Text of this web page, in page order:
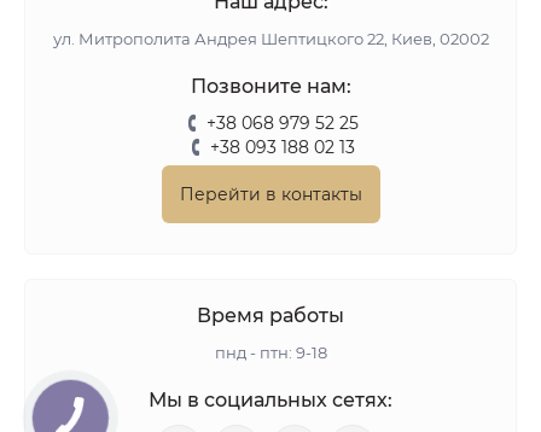
ул. Митрополита Андрея Шептицкого 22, Киев, 02002
Позвоните нам:
+38 068 979 52 25
+38 093 188 02 13
Перейти в контакты
Время работы
пнд - птн: 9-18
Мы в социальных сетях: